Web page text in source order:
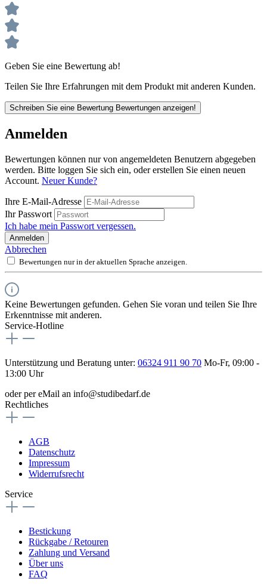
Geben Sie eine Bewertung ab!
Teilen Sie Ihre Erfahrungen mit dem Produkt mit anderen Kunden.
Schreiben Sie eine Bewertung Bewertungen anzeigen!
Anmelden
Bewertungen können nur von angemeldeten Benutzern abgegeben
werden. Bitte loggen Sie sich ein, oder erstellen Sie einen neuen
Account. Neuer Kunde?
Ihre E-Mail-Adresse
Ihr Passwort
Ich habe mein Passwort vergessen.
Anmelden
Abbrechen
Bewertungen nur in der aktuellen Sprache anzeigen.
Keine Bewertungen gefunden. Gehen Sie voran und teilen Sie Ihre
Erkenntnisse mit anderen.
Service-Hotline
Unterstützung und Beratung unter: 06324 911 90 70 Mo-Fr, 09:00 -
13:00 Uhr
oder per eMail an info@studibedarf.de
Rechtliches
AGB
Datenschutz
Impressum
Widerrufsrecht
Service
Bestickung
Rückgabe / Retouren
Zahlung und Versand
Über uns
FAQ